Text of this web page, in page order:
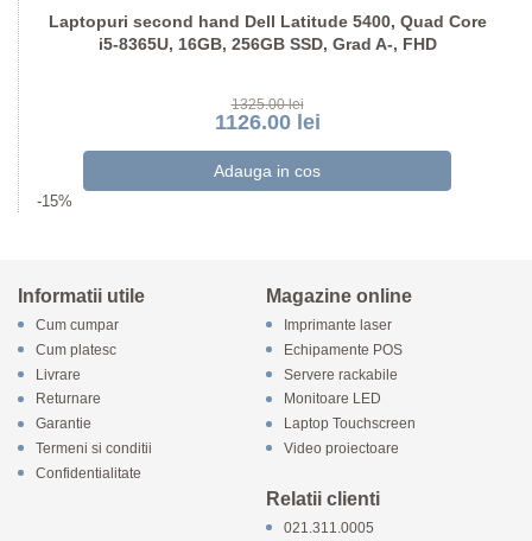
Laptopuri second hand Dell Latitude 5400, Quad Core
i5-8365U, 16GB, 256GB SSD, Grad A-, FHD
1325.00 lei
1126.00 lei
-15%
Informatii utile
Cum cumpar
Cum platesc
Livrare
Returnare
Garantie
Termeni si conditii
Confidentialitate
Magazine online
Imprimante laser
Echipamente POS
Servere rackabile
Monitoare LED
Laptop Touchscreen
Video proiectoare
Relatii clienti
021.311.0005